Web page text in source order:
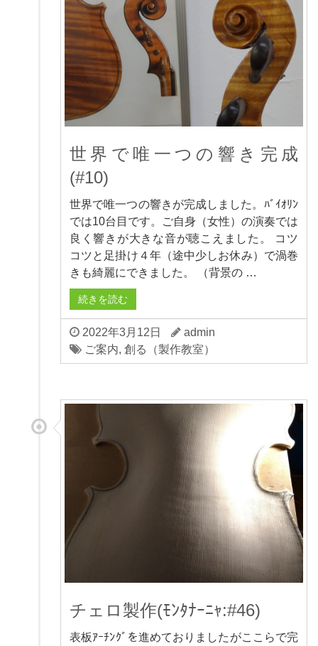
世界で唯一つの響き完成
(#10)
世界で唯一つの響きが完成しました。ﾊﾞｲｵﾘﾝ
では10台目です。ご自身（女性）の演奏では
良く響きが大きな音が聴こえました。 コツ
コツと足掛け４年（途中少しお休み）で渦巻
きも綺麗にできました。 （背景の …
続きを読む
2022年3月12日
admin
ご案内, 創る（製作教室）
チェロ製作(ﾓﾝﾀﾅｰﾆｬ:#46)
表板ｱｰﾁﾝｸﾞを進めておりましたがここらで完